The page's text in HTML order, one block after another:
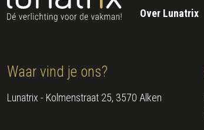
Over Lunatrix
Waar vind je ons?
Lunatrix - Kolmenstraat 25, 3570 Alken